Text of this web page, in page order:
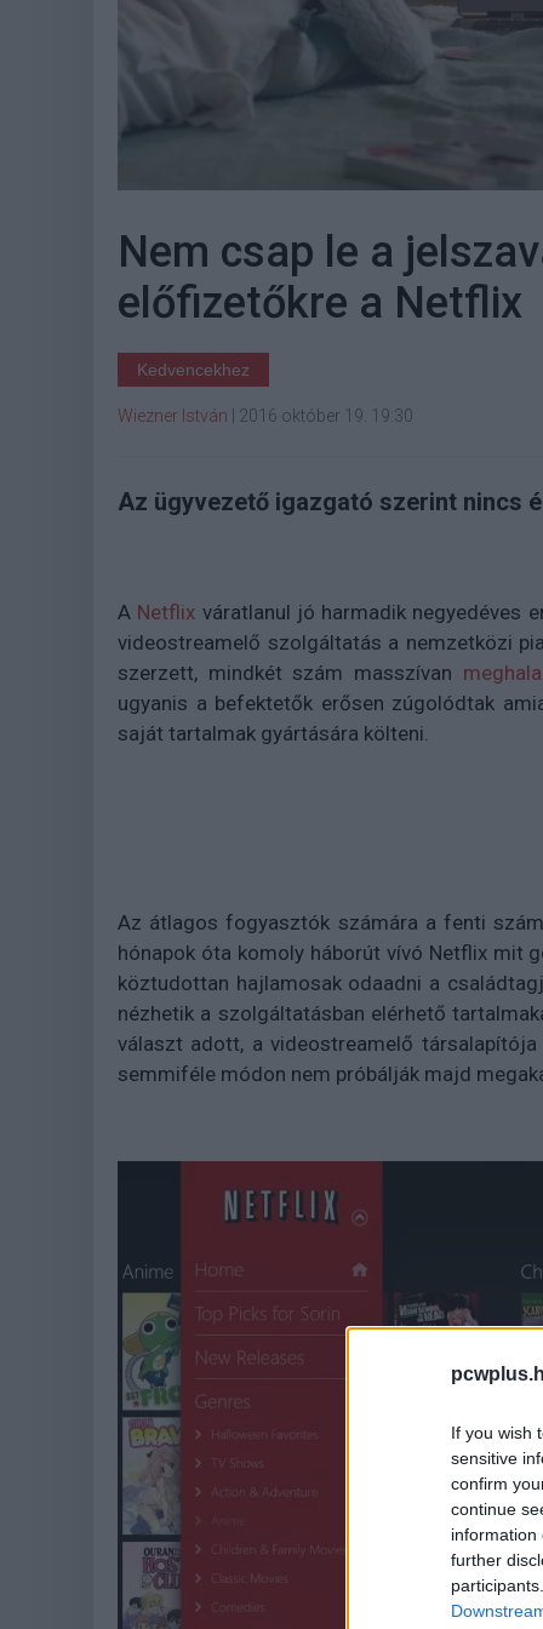
If you wish
sensitive
confirm
continue
information
further
Nem csap le a
előfizetőkre a Netflix
Kedvencekhez
Wiezner István 2016 október 19. 19:30
Az ügyvezető igazgató szerint nincs
A Netflix váratlanul jó harmadik negyedéves
videostreamelő szolgáltatás a nemzetközi
szerzett, mindkét szám masszívan
ugyanis a befektetők erősen zúgolódtak
saját tartalmak gyártására költeni.
Az átlagos fogyasztók számára a fenti
hónapok óta komoly háborút vívó Netflix mit
köztudottan hajlamosak odaadni a
nézhetik a szolgáltatásban elérhető
választ adott, a videostreamelő
semmiféle módon nem próbálják majd